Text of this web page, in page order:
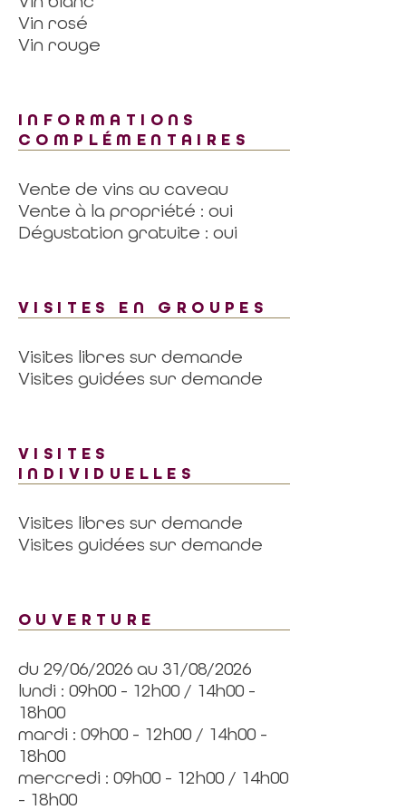
Vin rosé
Vin rouge
INFORMATIONS
COMPLÉMENTAIRES
Vente de vins au caveau
Vente à la propriété : oui
Dégustation gratuite : oui
VISITES EN GROUPES
Visites libres sur demande
Visites guidées sur demande
VISITES
INDIVIDUELLES
Visites libres sur demande
Visites guidées sur demande
OUVERTURE
du 29/06/2026 au 31/08/2026
lundi : 09h00 - 12h00 / 14h00 -
18h00
mardi : 09h00 - 12h00 / 14h00 -
18h00
mercredi : 09h00 - 12h00 / 14h00
- 18h00